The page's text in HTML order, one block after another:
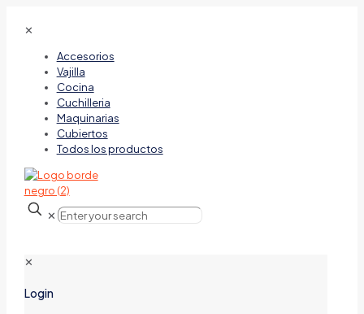
✕
Accesorios
Vajilla
Cocina
Cuchilleria
Maquinarias
Cubiertos
Todos los productos
✕
✕
Login